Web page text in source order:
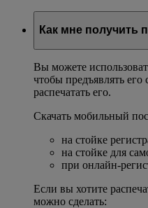
Как мне получить
Вы можете
чтобы предъявлять его
распечатать его.
Скачать мобильный
на стойке
на стойке для
при онлайн-
Если вы хотите
можно сделать: